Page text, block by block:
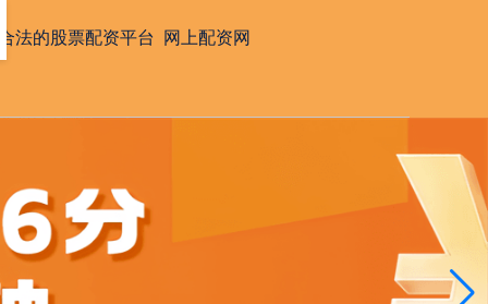
法的股票配资平台 网上配资网